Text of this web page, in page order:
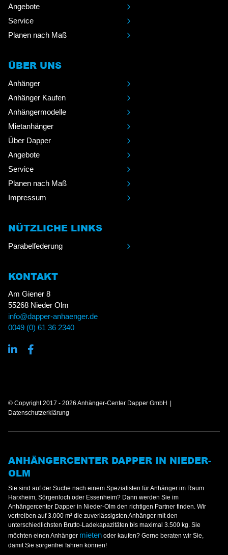
Angebote
Service
Planen nach Maß
ÜBER UNS
Anhänger
Anhänger Kaufen
Anhängermodelle
Mietanhänger
Über Dapper
Angebote
Service
Planen nach Maß
Impressum
NÜTZLICHE LINKS
Parabelfederung
KONTAKT
Am Giener 8
55268 Nieder Olm
info@dapper-anhaenger.de
0049 (0) 61 36 2340
© Copyright 2017 - 2026 Anhänger-Center Dapper GmbH
Datenschutzerklärung
ANHÄNGERCENTER DAPPER IN NIEDER-
OLM
Sie sind auf der Suche nach einem Spezialisten für Anhänger im Raum
Harxheim, Sörgenloch oder Essenheim? Dann werden Sie im
Anhängercenter Dapper in Nieder-Olm den richtigen Partner finden. Wir
vertreiben auf 3.000 m² die zuverlässigsten Anhänger mit den
unterschiedlichsten Brutto-Ladekapazitäten bis maximal 3.500 kg. Sie
möchten einen Anhänger mieten oder kaufen? Gerne beraten wir Sie,
damit Sie sorgenfrei fahren können!